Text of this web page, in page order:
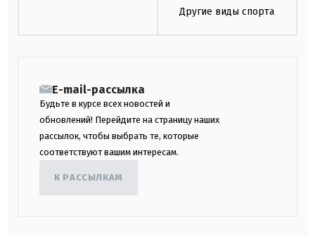
Другие виды спорта
E-mail-рассылка
Будьте в курсе всех новостей и
обновлений! Перейдите на страницу наших
рассылок, чтобы выбрать те, которые
соответствуют вашим интересам.
К РАССЫЛКАМ